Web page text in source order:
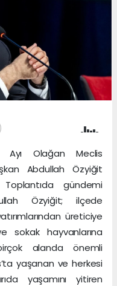
Ayı Olağan Meclis
Abdullah Özyiğit
Toplantıda gündemi
Özyiğit; ilçede
üreticiye
sokak hayvanlarına
alanda önemli
yaşanan ve herkesi
yaşamını yitiren